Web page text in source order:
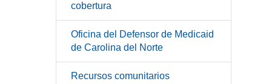
cobertura
Oficina del Defensor de Medicaid
de Carolina del Norte
Recursos comunitarios